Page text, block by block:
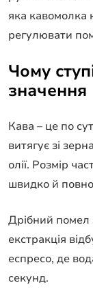
яка кавомолка
регулювати
Чому
значення
Кава – це по
витягує зі
олії. Розмір
швидко й повно
Дрібний помел
екстракція
еспресо, де
секунд.